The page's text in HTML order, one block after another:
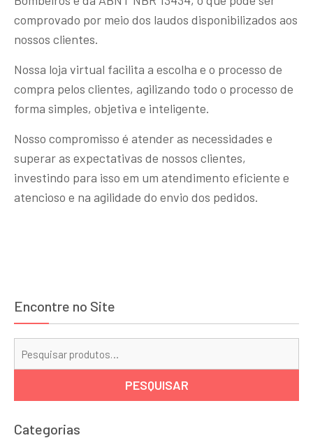
comprovado por meio dos laudos disponibilizados aos
nossos clientes.
Nossa loja virtual facilita a escolha e o processo de
compra pelos clientes, agilizando todo o processo de
forma simples, objetiva e inteligente.
Nosso compromisso é atender as necessidades e
superar as expectativas de nossos clientes,
investindo para isso em um atendimento eficiente e
atencioso e na agilidade do envio dos pedidos.
Encontre no Site
PESQUISAR
Categorias